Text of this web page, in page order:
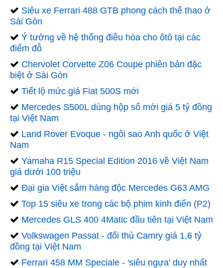
Siêu xe Ferrari 488 GTB phong cách thể thao ở
Sài Gòn
Ý tưởng về hệ thống điều hòa cho ôtô tại các
điểm đỗ
Chervolet Corvette Z06 Coupe phiên bản đặc
biệt ở Sài Gòn
Tiết lộ mức giá Fiat 500S mới
Mercedes S500L dùng hộp số mới giá 5 tỷ đồng
tại Việt Nam
Land Rover Evoque - ngôi sao Anh quốc ở Việt
Nam
Yamaha R15 Special Edition 2016 về Việt Nam
giá dưới 100 triệu
Đại gia Việt sắm hàng độc Mercedes G63 AMG
Top 15 siêu xe trong các bộ phim kinh điển (P2)
Mercedes GLS 400 4Matic đầu tiên tại Việt Nam
Volkswagen Passat - đối thủ Camry giá 1,6 tỷ
đồng tại Việt Nam
Ferrari 458 MM Speciale - 'siêu ngựa' duy nhất